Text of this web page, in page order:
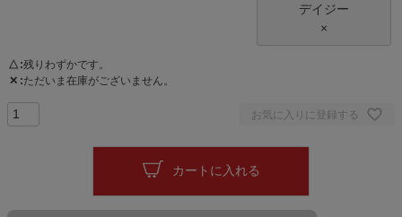
デイジー
×
△ 残りわずかです。
✕ ただいま在庫がございません。
お気に入りに登録する
カートに入れる